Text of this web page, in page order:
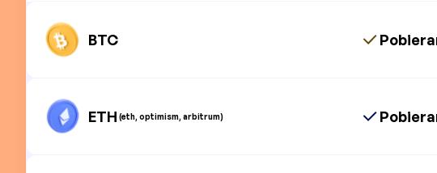
BTC
ETH (eth, optimism, arbitrum)